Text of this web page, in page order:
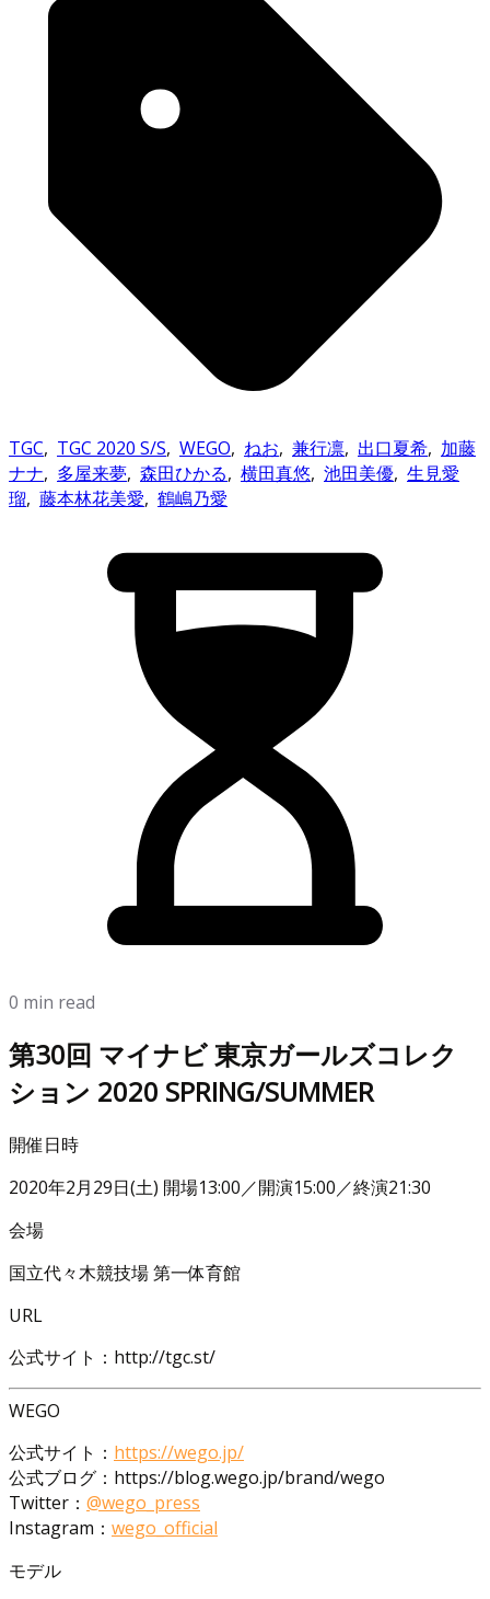
TGC, TGC 2020 S/S, WEGO, ねお, 兼行凛, 出口夏希, 加藤
ナナ, 多屋来夢, 森田ひかる, 横田真悠, 池田美優, 生見愛
瑠, 藤本林花美愛, 鶴嶋乃愛
0 min read
第30回 マイナビ 東京ガールズコレク
ション 2020 SPRING/SUMMER
開催日時
2020年2月29日(土) 開場13:00／開演15:00／終演21:30
会場
国立代々木競技場 第一体育館
URL
公式サイト：http://tgc.st/
WEGO
公式サイト： https://wego.jp/
公式ブログ：https://blog.wego.jp/brand/wego
Twitter： @wego_press
Instagram： wego_official
モデル